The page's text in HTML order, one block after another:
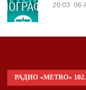
20:03 06
РАДИО «METRO»